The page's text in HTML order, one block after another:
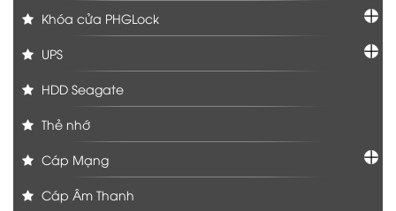
Khóa cửa PHGLock
UPS
HDD Seagate
Thẻ nhớ
Cáp Mạng
Cáp Âm Thanh